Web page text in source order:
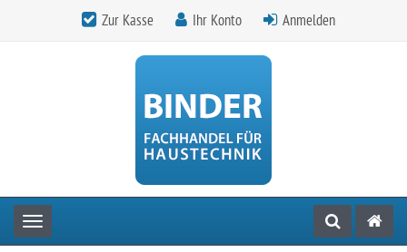
Zur Kasse Ihr Konto Anmelden
Toggle navigation